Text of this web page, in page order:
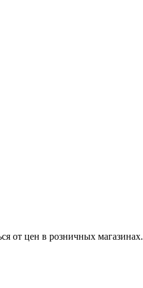
от цен в розничных магазинах.